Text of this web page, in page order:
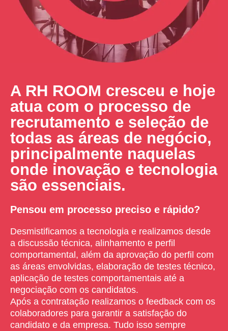
A RH ROOM cresceu e hoje
atua com o processo de
recrutamento e seleção de
todas as áreas de negócio,
principalmente naquelas
onde inovação e tecnologia
são essenciais.
Pensou em processo preciso e rápido?
Desmistificamos a tecnologia e realizamos desde
a discussão técnica, alinhamento e perfil
comportamental, além da aprovação do perfil com
as áreas envolvidas, elaboração de testes técnico,
aplicação de testes comportamentais até a
negociação com os candidatos.
Após a contratação realizamos o feedback com os
colaboradores para garantir a satisfação do
candidato e da empresa. Tudo isso sempre